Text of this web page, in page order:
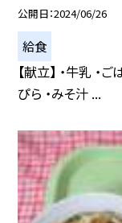
公開日 2024/06/26
給食
【献立】 ・牛乳 ・
ぴら ・みそ汁 ...